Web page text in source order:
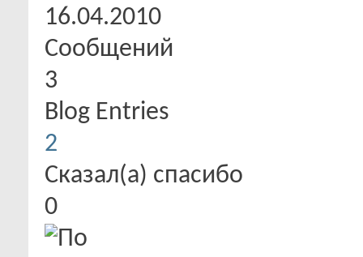
16.04.2010
Сообщений
3
Blog Entries
2
Сказал(а) спасибо
0